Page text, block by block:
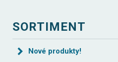
SORTIMENT
Nové produkty!